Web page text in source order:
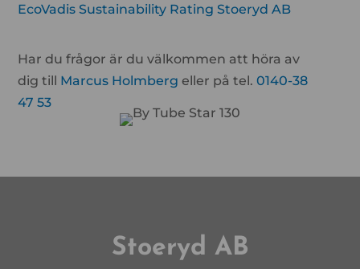
EcoVadis Sustainability Rating Stoeryd AB
Har du frågor är du välkommen att höra av
dig till Marcus Holmberg eller på tel.0140-38
47 53
Stoeryd AB